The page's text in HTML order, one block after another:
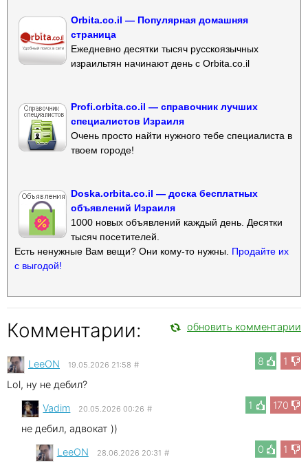
Orbita.co.il — Популярная домашняя
страница
Ежедневно десятки тысяч русскоязычных
израильтян начинают день с Orbita.co.il
Profi.orbita.co.il — справочник лучших
специалистов Израиля
Очень просто найти нужного тебе специалиста в
твоем городе!
Doska.orbita.co.il — доска бесплатных
объявлений Израиля
1000 новых объявлений каждый день. Десятки
тысяч посетителей.
Есть ненужные Вам вещи? Они кому-то нужны. Продайте их
с выгодой!
Комментарии: обновить комментарии
8 1
LeeON 19.05.2026 21:58 #
Lol, ну не дебил?
1
170
Vadim 20.05.2026 00:26 #
не дебил, адвокат ))
0
1
LeeON 28.06.2026 20:31 #